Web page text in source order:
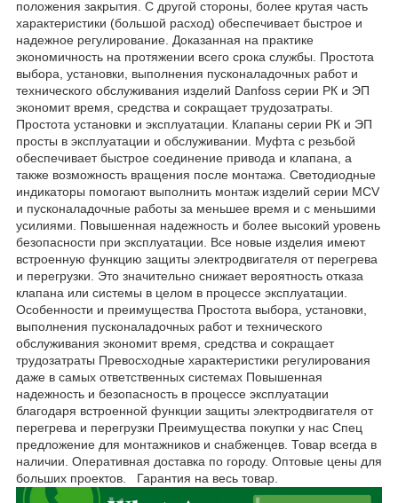
положения закрытия. С другой стороны, более крутая часть
характеристики (большой расход) обеспечивает быстрое и
надежное регулирование. Доказанная на практике
экономичность на протяжении всего срока службы. Простота
выбора, установки, выполнения пусконаладочных работ и
технического обслуживания изделий Danfoss серии РК и ЭП
экономит время, средства и сокращает трудозатраты.
Простота установки и эксплуатации. Клапаны серии РК и ЭП
просты в эксплуатации и обслуживании. Муфта с резьбой
обеспечивает быстрое соединение привода и клапана, а
также возможность вращения после монтажа. Светодиодные
индикаторы помогают выполнить монтаж изделий серии MCV
и пусконаладочные работы за меньшее время и с меньшими
усилиями. Повышенная надежность и более высокий уровень
безопасности при эксплуатации. Все новые изделия имеют
встроенную функцию защиты электродвигателя от перегрева
и перегрузки. Это значительно снижает вероятность отказа
клапана или системы в целом в процессе эксплуатации.
Особенности и преимущества Простота выбора, установки,
выполнения пусконаладочных работ и технического
обслуживания экономит время, средства и сокращает
трудозатраты Превосходные характеристики регулирования
даже в самых ответственных системах Повышенная
надежность и безопасность в процессе эксплуатации
благодаря встроенной функции защиты электродвигателя от
перегрева и перегрузки Преимущества покупки у нас Спец
предложение для монтажников и снабженцев. Товар всегда в
наличии. Оперативная доставка по городу. Оптовые цены для
больших проектов. Гарантия на весь товар.